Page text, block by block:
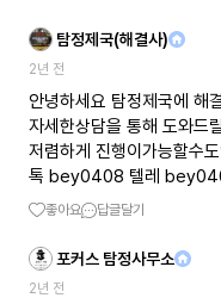
탐정제국(해결사)
2년 전
안녕하세요 탐정제국에 해
자세한상담을 통해 도와드
저렴하게 진행이가능할수
톡 bey0408 텔레
좋아요 답글달기
포커스 탐정사무소
2년 전